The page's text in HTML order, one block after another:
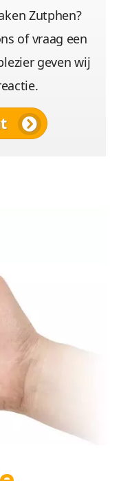
Zutphen?
of vraag een
geven wij